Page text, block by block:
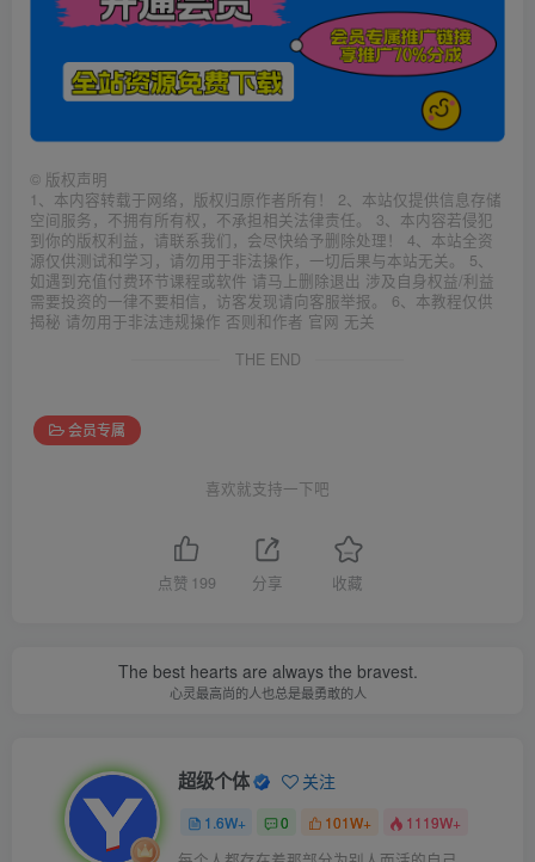
© 版权声明
1、本内容转载于网络，版权归原作者所有！ 2、本站仅提供信息存储
空间服务，不拥有所有权，不承担相关法律责任。 3、本内容若侵犯
到你的版权利益，请联系我们，会尽快给予删除处理！ 4、本站全资
源仅供测试和学习，请勿用于非法操作，一切后果与本站无关。 5、
如遇到充值付费环节课程或软件 请马上删除退出 涉及自身权益/利益
需要投资的一律不要相信，访客发现请向客服举报。 6、本教程仅供
揭秘 请勿用于非法违规操作 否则和作者 官网 无关
THE END
会员专属
喜欢就支持一下吧
点赞 199 分享 收藏
The best hearts are always the bravest.
心灵最高尚的人也总是最勇敢的人
超级个体 关注
1.6W+ 0 101W+ 1119W+